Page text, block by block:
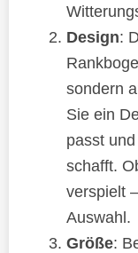
Design:
sondern
Sie ein
passt
schafft.
verspielt
Auswahl.
Größe: